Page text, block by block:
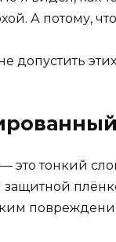
А потому,
допустить
тонкий